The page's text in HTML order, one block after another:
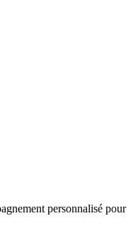
personnalisé pour